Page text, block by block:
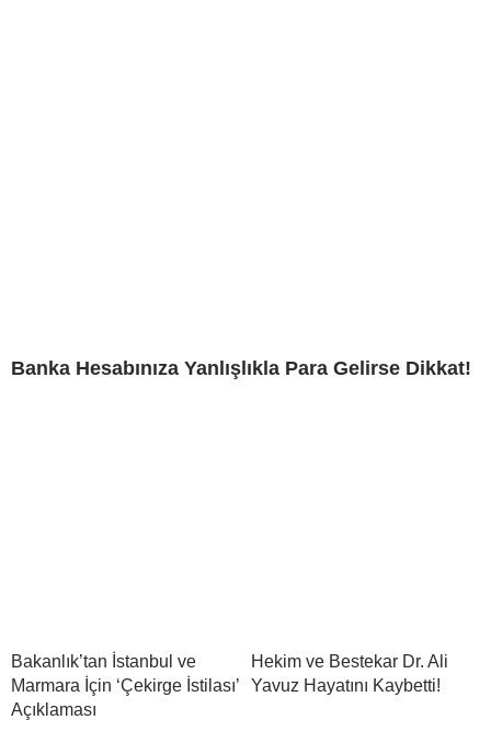
Banka Hesabınıza Yanlışlıkla Para Gelirse Dikkat!
Bakanlık’tan İstanbul ve
Marmara İçin ‘Çekirge İstilası’
Açıklaması
Hekim ve Bestekar Dr. Ali
Yavuz Hayatını Kaybetti!